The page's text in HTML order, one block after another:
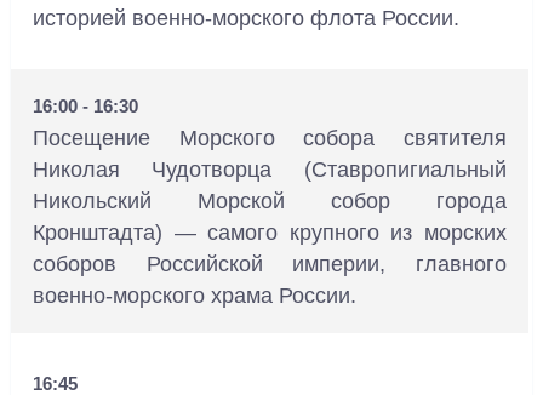
историей военно-морского флота России.
16:00 - 16:30
Посещение Морского собора святителя
Николая Чудотворца (Ставропигиальный
Никольский Морской собор города
Кронштадта) — самого крупного из морских
соборов Российской империи, главного
военно-морского храма России.
16:45